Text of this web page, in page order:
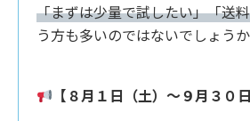
「まずは少量で試したい」「送
う方も多いのではないでしょうか
【８月１日（土）〜９月３０